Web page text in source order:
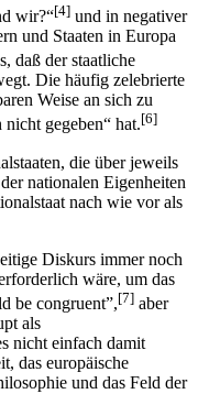
wir?“[4] und in negativer
und Staaten in Europa
daß der staatliche
Die häufig zelebrierte
Weise an sich zu
gegeben“ hat.[6]
die über jeweils
nationalen Eigenheiten
nach wie vor als
Diskurs immer noch
wäre, um das
be congruent”,[7] aber
als
nicht einfach damit
das europäische
und das Feld der